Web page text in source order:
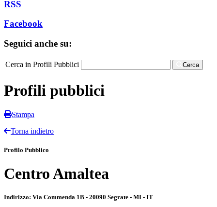
RSS
Facebook
Seguici anche su:
Cerca in Profili Pubblici Cerca
Profili pubblici
Stampa
Torna indietro
Profilo Pubblico
Centro Amaltea
Indirizzo: Via Commenda 1B - 20090 Segrate - MI - IT